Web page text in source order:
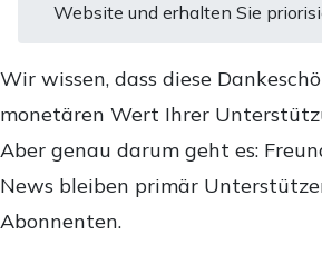
Website und erhalten Sie
Wir wissen, dass diese
monetären Wert Ihrer
Aber genau darum geht es:
News bleiben primär
Abonnenten.